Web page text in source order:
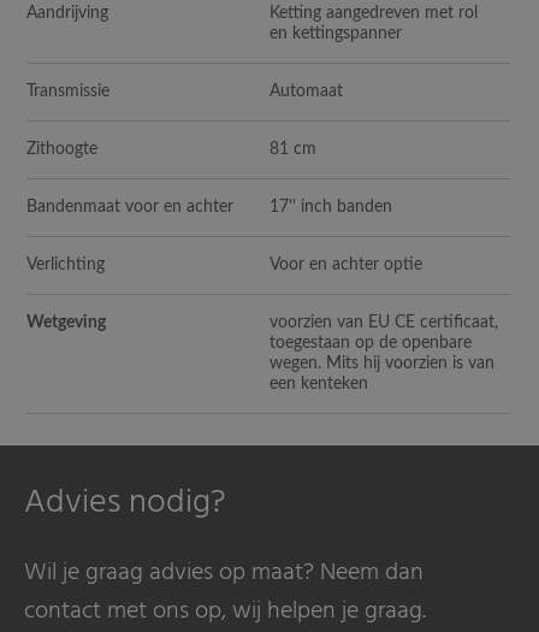
Aandrijving
Ketting aangedreven met rol
en kettingspanner
Transmissie Automaat
Zithoogte 81 cm
Bandenmaat voor en achter 17'' inch banden
Verlichting Voor en achter optie
Wetgeving
voorzien van EU CE certificaat,
toegestaan op de openbare
wegen. Mits hij voorzien is van
een kenteken
Advies nodig?
Wil je graag advies op maat? Neem dan
contact met ons op, wij helpen je graag.